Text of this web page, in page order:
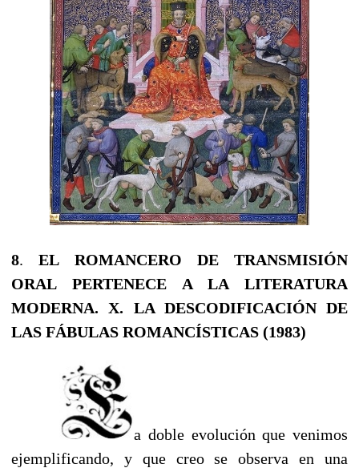
8.EL ROMANCERO DE TRANSMISIÓN
ORAL PERTENECE A LA LITERATURA
MODERNA.X. LA DESCODIFICACIÓN DE
LAS FÁBULAS ROMANCÍSTICAS (1983)
a doble evolución que venimos
ejemplificando, y que creo se observa en una